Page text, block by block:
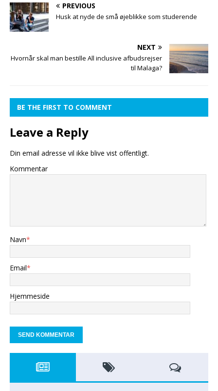
PREVIOUS
Husk at nyde de små øjeblikke som studerende
NEXT
Hvornår skal man bestille All inclusive afbudsrejser
til Malaga?
BE THE FIRST TO COMMENT
Leave a Reply
Din email adresse vil ikke blive vist offentligt.
Kommentar
Navn*
Email*
Hjemmeside